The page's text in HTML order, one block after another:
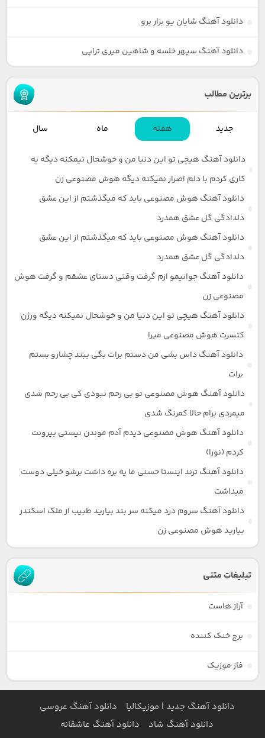
دانلود آهنگ شایان یو بزار برو
دانلود آهنگ سپهر خلسه و شاهین میری تراپی
برترین مطالب
جدید هفته ماه سال
دانلود آهنگ هیچی تو این دنیا من و خوشحال نیمکنه دیگه یه
کاری کردم با دلم اصرار نمیکنه دیگه هوش مصنوعی زن
دانلود آهنگ هوش مصنوعی باید که میگذشتم از این عشق
دلدادگی گل عشق همدرد
دانلود آهنگ هوش مصنوعی باید که میگذشتم از این عشق
دلدادگی گل عشق همدرد
دانلود آهنگ جوانیمو ازم گرفت وقتی دستای عشقم و گرفت هوش
مصنوعی زن
دانلود آهنگ هیچی تو این دنیا من و خوشحال نمیکنه دیگه ورژن
کنسرت هوش مصنوعی میرا
دانلود آهنگ داس بشی من دستم برات بگی ببند چشارو بستم
برات
دانلود آهنگ هوش مصنوعی تو بی رحم نبودی کی بی رحم شدی
میمردی برام حالا کمرنگ شدی
دانلود آهنگ هوش مصنوعی دیدم آدم موندن نیستی بیرونت
کردم (نورا)
دانلود آهنگ ترند اینستا حسنی ما یه بره داشت برشو خیلی دوست
میداشت
دانلود آهنگ سروم درد میکنه سر بند بیارید طبیب از ملک اسکندر
بیارید هوش مصنوعی زن
تبلیغات متنی
آراز هاست
برج خنک کننده
فاز موزیک
دانلود آهنگ جدید | موزیکالیا
دانلود آهنگ عروسی
دانلود آهنگ شاد
دانلود آهنگ عاشقانه